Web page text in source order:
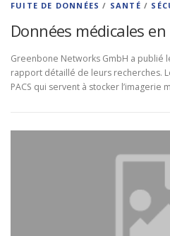
FUITE DE DONNÉES / SANTÉ /
Données médicales
Greenbone Networks GmbH a publié
rapport détaillé de leurs recherches.
PACS qui servent à stocker